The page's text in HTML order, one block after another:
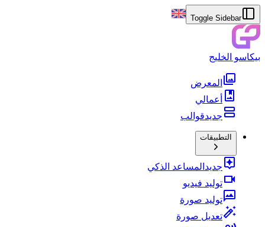
Toggle Sidebar
بيكاسو الخليج
المعرض
أعمالي
جديدقوالب
التطبيقات
جديد المساعد الذكي
توليد فيديو
توليد صورة
تعديل صورة